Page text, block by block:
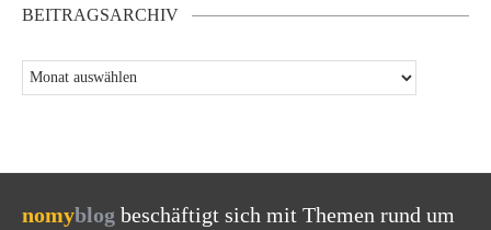
BEITRAGSARCHIV
nomyblog beschäftigt sich mit Themen rund um